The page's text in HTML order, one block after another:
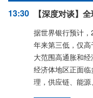
13:30 【深度对谈】
据世界银行预计
年来第三低，仅
大范围高通胀和
经济体地区正面
理，供应链、能